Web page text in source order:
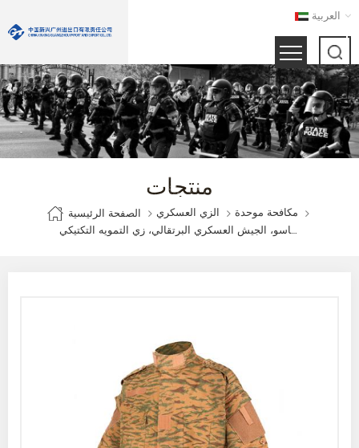
العربية
منتجات
الصفحة الرئيسية الزي العسكري
مكافحة موحدة
بوركينا فاسو، الجيش العسكري البرتقالي، زي التمويه التكتيكي BDU